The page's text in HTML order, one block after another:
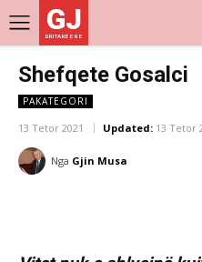
GJ
DRITARE E RE
Shefqete Gosalci
PAKATEGORI
13 Tetor 2021 Updated: 13 Tetor
Nga Gjin Musa